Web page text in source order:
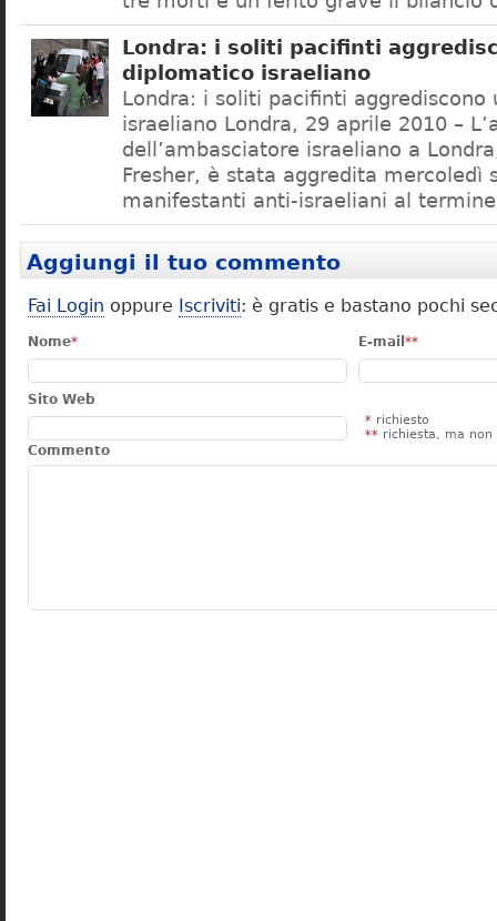
Londra: i soliti pacifinti
diplomatico israeliano
Londra: i soliti pacifinti aggrediscono
israeliano Londra, 29 aprile 2010 –
dell’ambasciatore israeliano a
Fresher, è stata aggredita mercoledì
manifestanti anti-israeliani al
Aggiungi il tuo commento
Fai Login oppure Iscriviti: è gratis e bastano pochi
Nome* E-mail **
Sito Web
* richiesto
** richiesta, ma non
Commento